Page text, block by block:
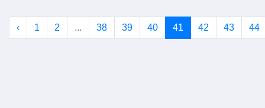
‹ 1 2 ... 38 39 40 41 42 43 44